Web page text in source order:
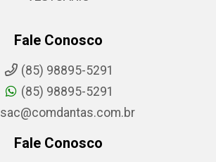
Fale Conosco
(85) 98895-5291
(85) 98895-5291
sac@comdantas.com.br
Fale Conosco